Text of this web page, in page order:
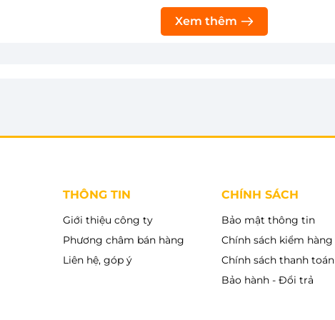
Xem thêm
THÔNG TIN
Giới thiệu công ty
Phương châm bán hàng
Liên hệ, góp ý
CHÍNH SÁCH
Bảo mật thông tin
Chính sách kiểm hàng
Chính sách thanh toán
Bảo hành - Đổi trả